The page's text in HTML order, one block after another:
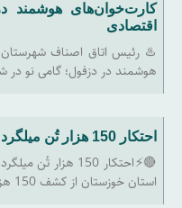
کارت‌خوان‌های هوشمند
اقتصادی
♨️ رئیس اتاق اصناف شهرستان
هوشمند در دزفول؛ گامی نو
احتکار 150 هزار تُن ميلگرد و شمش در دزفول
🔴⚡احتکار 150
استان خوزستان از کشف 150 هزار تُن ميلگردو